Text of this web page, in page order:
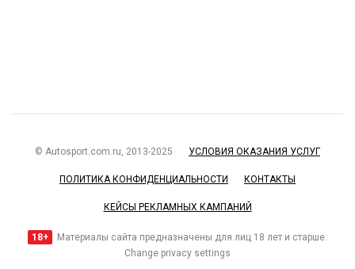
© Autosport.com.ru, 2013-2025 УСЛОВИЯ ОКАЗАНИЯ УСЛУГ
ПОЛИТИКА КОНФИДЕНЦИАЛЬНОСТИ КОНТАКТЫ
КЕЙСЫ РЕКЛАМНЫХ КАМПАНИЙ
18+
Материалы сайта предназначены для лиц 18 лет и старше.
Change privacy settings